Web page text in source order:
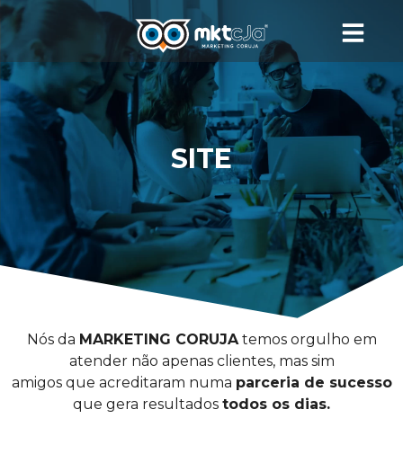
SITE
Nós da MARKETING CORUJAtemos orgulho em
atender não apenas clientes, mas sim
amigos que acreditaram numa parceria de sucesso
que gera resultados todos os dias.